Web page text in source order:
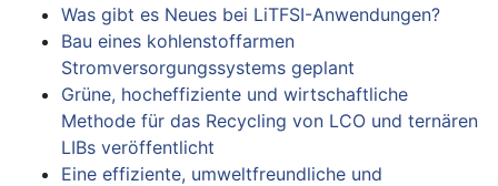
Was gibt es Neues bei LiTFSI-Anwendungen?
Bau eines kohlenstoffarmen
Stromversorgungssystems geplant
Grüne, hocheffiziente und wirtschaftliche
Methode für das Recycling von LCO und ternären
LIBs veröffentlicht
Eine effiziente, umweltfreundliche und